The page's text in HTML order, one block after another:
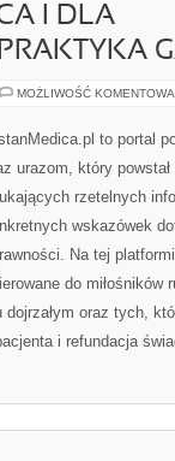
I DLA
MOŻLIWOŚĆ
to portal
urazom, który
rzetelnych
wskazówek
Na tej
do miłośników
oraz tych,
i refundacja